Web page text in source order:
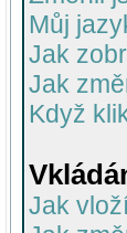
Můj
Jak
Jak
Když
Jak